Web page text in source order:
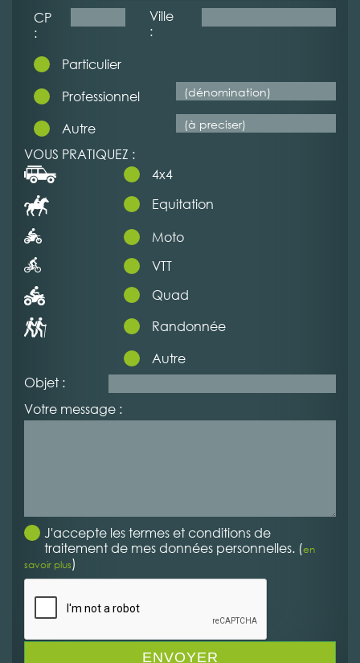
CP
:
Ville
:
Particulier
Professionnel
Autre
VOUS PRATIQUEZ :
4x4
Equitation
Moto
VTT
Quad
Randonnée
Autre
Objet :
Votre message :
J'accepte les termes et conditions de
traitement de mes données personnelles. (en
savoir plus)